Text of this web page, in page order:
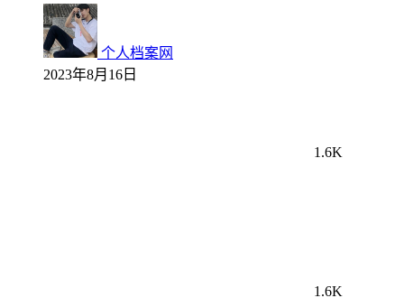
个人档案网
2023年8月16日
1.6K
1.6K